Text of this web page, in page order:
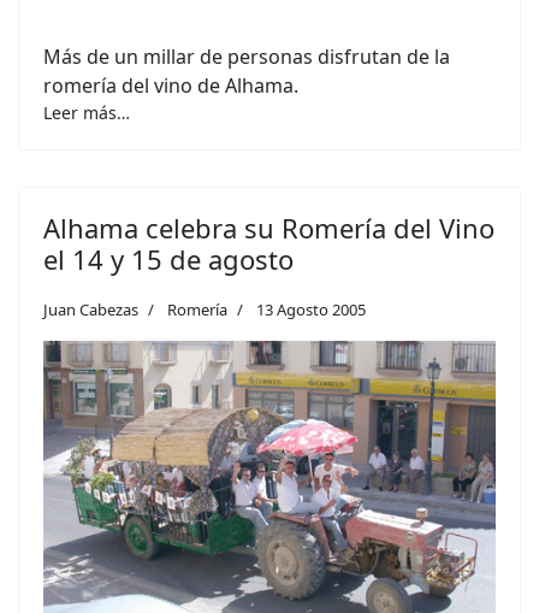
Más de un millar de personas disfrutan de la
romería del vino de Alhama.
Leer más…
Alhama celebra su Romería del Vino
el 14 y 15 de agosto
Juan Cabezas Romería 13 Agosto 2005